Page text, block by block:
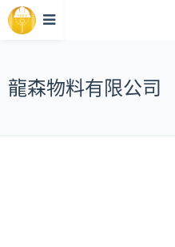
龍森物料有限公司